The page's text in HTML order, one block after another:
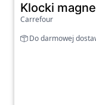
Klocki
Carrefour
Do darmowej